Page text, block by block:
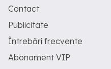
Contact
Publicitate
Întrebări frecvente
Abonament VIP